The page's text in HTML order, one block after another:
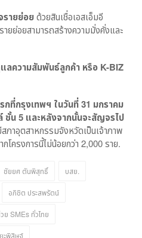
รายย่อยด้วยสินเชื่อเอสเอ็มอี
ยย่อยสามารถสร้างความมั่งคั่งและ
ลความสัมพันธ์ลูกค้า หรือ K-BIZ
ที่กรุงเทพฯ ในวันที่ 31 มกราคม
ชั้น 5 และหลังจากนั้นจะสัญจรไป
สภาอุตสาหกรรมจังหวัดเป็นเจ้าภาพ
โครงการนี้ไม่น้อยกว่า 2,000 ราย.
ชัยยศ ตันพิสุทธิ์ บสย.
อภิชิต ประสพรัตน์
ย SMEs ทั่วไทย
ะพิสิษฐ์